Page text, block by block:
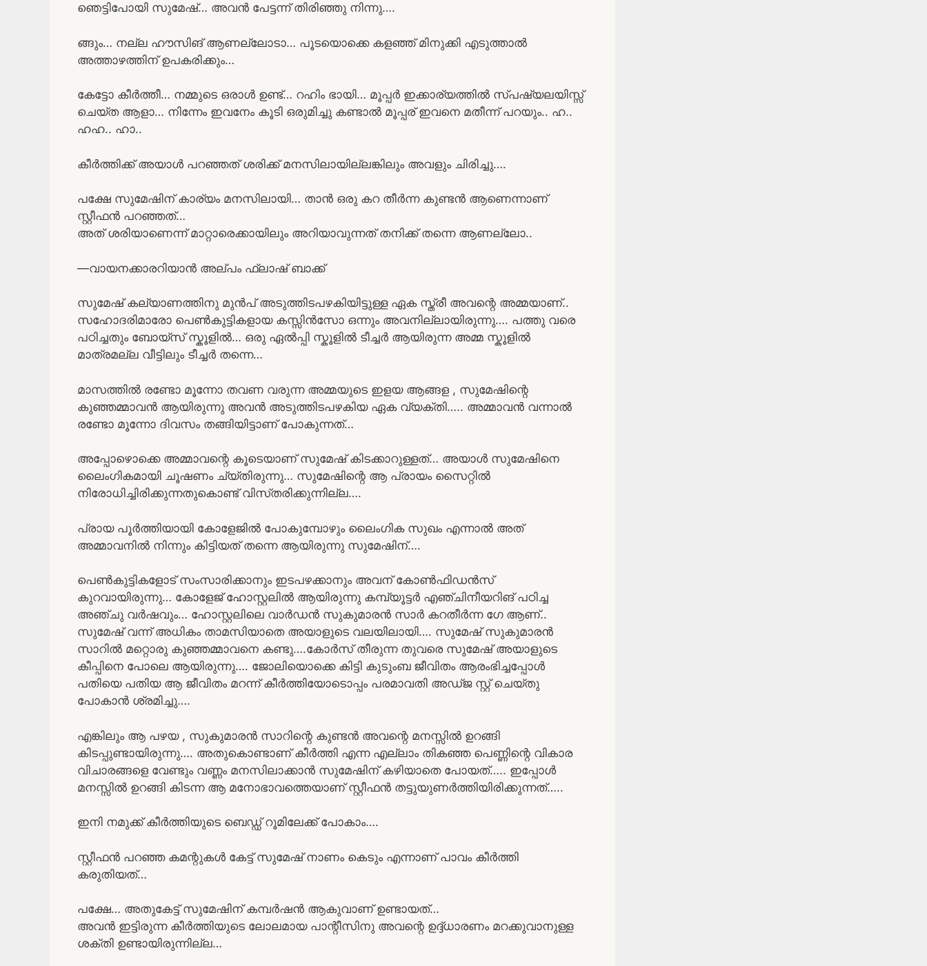
ഞെട്ടിപോയി സുമേഷ്… അവൻ പേട്ടന്ന് തിരിഞ്ഞു നിന്നു….
ങ്ങും… നല്ല ഹൗസിങ് ആണല്ലോടാ… പൂടയൊക്കെ കളഞ്ഞ് മിനുക്കി എടുത്താൽ
അത്താഴത്തിന് ഉപകരിക്കും…
കേട്ടോ കീർത്തീ… നമ്മുടെ ഒരാൾ ഉണ്ട്… റഹിം ഭായി… മൂപ്പർ ഇക്കാര്യത്തിൽ സ്പഷ്യലയിസ്സ്‌
ചെയ്ത ആളാ… നിന്നേം ഇവനേം കൂടി ഒരുമിച്ചു കണ്ടാൽ മൂപ്പര് ഇവനെ മതീന്ന് പറയും.. ഹ..
ഹഹ.. ഹാ..
കീർത്തിക്ക് അയാൾ പറഞ്ഞത് ശരിക്ക് മനസിലായില്ലങ്കിലും അവളും ചിരിച്ചു….
പക്ഷേ സുമേഷിന് കാര്യം മനസിലായി… താൻ ഒരു കറ തീർന്ന കുണ്ടൻ ആണെന്നാണ്
സ്റ്റീഫൻ പറഞ്ഞത്…
അത് ശരിയാണെന്ന് മാറ്റാരെക്കായിലും അറിയാവുന്നത് തനിക്ക് തന്നെ ആണല്ലോ..
—വായനക്കാരറിയാൻ അല്പം ഫ്ലാഷ് ബാക്ക്
സുമേഷ് കല്യാണത്തിനു മുൻപ് അടുത്തിടപഴകിയിട്ടുള്ള ഏക സ്ത്രീ അവന്റെ അമ്മയാണ്..
സഹോദരിമാരോ പെൺകുട്ടികളായ കസ്സിൻസോ ഒന്നും അവനില്ലായിരുന്നു…. പത്തു വരെ
പഠിച്ചതും ബോയ്സ് സ്കൂളിൽ… ഒരു ഏൽപ്പി സ്കൂളിൽ ടീച്ചർ ആയിരുന്ന അമ്മ സ്കൂളിൽ
മാത്രമല്ല വീട്ടിലും ടീച്ചർ തന്നെ…
മാസത്തിൽ രണ്ടോ മൂന്നോ തവണ വരുന്ന അമ്മയുടെ ഇളയ ആങ്ങള , സുമേഷിന്റെ
കുഞ്ഞമ്മാവൻ ആയിരുന്നു അവൻ അടുത്തിടപഴകിയ ഏക വ്യക്തി….. അമ്മാവൻ വന്നാൽ
രണ്ടോ മൂന്നോ ദിവസം തങ്ങിയിട്ടാണ് പോകുന്നത്…
അപ്പോഴൊക്കെ അമ്മാവന്റെ കൂടെയാണ് സുമേഷ് കിടക്കാറുള്ളത്… അയാൾ സുമേഷിനെ
ലൈംഗികമായി ചൂഷണം ച്യ്തിരുന്നു… സുമേഷിന്റെ ആ പ്രായം സൈറ്റിൽ
നിരോധിച്ചിരിക്കുന്നതുകൊണ്ട് വിസ്‌തരിക്കുന്നില്ല….
പ്രായ പൂർത്തിയായി കോളേജിൽ പോകുമ്പോഴും ലൈംഗിക സുഖം എന്നാൽ അത്
അമ്മാവനിൽ നിന്നും കിട്ടിയത് തന്നെ ആയിരുന്നു സുമേഷിന്….
പെൺകുട്ടികളോട് സംസാരിക്കാനും ഇടപഴക്കാനും അവന് കോൺഫിഡൻസ്
കുറവായിരുന്നു… കോളേജ് ഹോസ്റ്റലിൽ ആയിരുന്നു കമ്പ്യൂട്ടർ എഞ്ചിനീയറിങ് പഠിച്ച
അഞ്ചു വർഷവും… ഹോസ്റ്റലിലെ വാർഡൻ സുകുമാരൻ സാർ കറതീർന്ന ഗേ ആണ്..
സുമേഷ് വന്ന് അധികം താമസിയാതെ അയാളുടെ വലയിലായി…. സുമേഷ് സുകുമാരൻ
സാറിൽ മറ്റൊരു കുഞ്ഞമ്മാവനെ കണ്ടു….കോർസ് തീരുന്ന തുവരെ സുമേഷ് അയാളുടെ
കീപ്പിനെ പോലെ ആയിരുന്നു…. ജോലിയൊക്കെ കിട്ടി കുടുംബ ജീവിതം ആരംഭിച്ചപ്പോൾ
പതിയെ പതിയ ആ ജീവിതം മറന്ന് കീർത്തിയോടൊപ്പം പരമാവതി അഡ്ജ സ്റ്റ് ചെയ്തു
പോകാൻ ശ്രമിച്ചു….
എങ്കിലും ആ പഴയ , സുകുമാരൻ സാറിന്റെ കുണ്ടൻ അവന്റെ മനസ്സിൽ ഉറങ്ങി
കിടപ്പുണ്ടായിരുന്നു…. അതുകൊണ്ടാണ് കീർത്തി എന്ന എല്ലാം തികഞ്ഞ പെണ്ണിന്റെ വികാര
വിചാരങ്ങളെ വേണ്ടും വണ്ണം മനസിലാക്കാൻ സുമേഷിന് കഴിയാതെ പോയത്….. ഇപ്പോൾ
മനസ്സിൽ ഉറങ്ങി കിടന്ന ആ മനോഭാവത്തെയാണ് സ്റ്റീഫൻ തട്ടുയുണർത്തിയിരിക്കുന്നത്…..
ഇനി നമുക്ക് കീർത്തിയുടെ ബെഡ്ഡ് റൂമിലേക്ക് പോകാം….
സ്റ്റീഫൻ പറഞ്ഞ കമന്റുകൾ കേട്ട് സുമേഷ് നാണം കെടും എന്നാണ് പാവം കീർത്തി
കരുതിയത്…
പക്ഷേ… അതുകേട്ട് സുമേഷിന് കമ്പർഷൻ ആകുവാണ് ഉണ്ടായത്…
അവൻ ഇട്ടിരുന്ന കീർത്തിയുടെ ലോലമായ പാന്റീസിനു അവന്റെ ഉദ്ദ്ധാരണം മറക്കുവാനുള്ള
ശക്തി ഉണ്ടായിരുന്നില്ല…